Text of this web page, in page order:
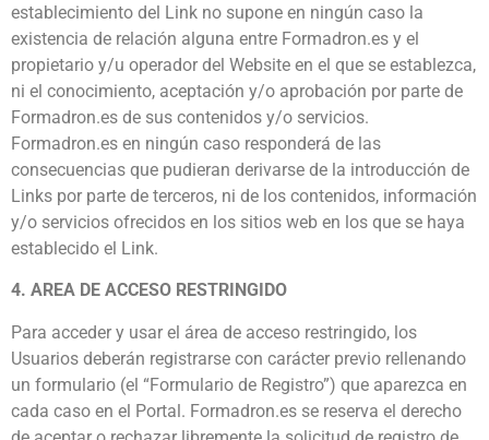
establecimiento del Link no supone en ningún caso la
existencia de relación alguna entre Formadron.es y el
propietario y/u operador del Website en el que se establezca,
ni el conocimiento, aceptación y/o aprobación por parte de
Formadron.es de sus contenidos y/o servicios.
Formadron.es en ningún caso responderá de las
consecuencias que pudieran derivarse de la introducción de
Links por parte de terceros, ni de los contenidos, información
y/o servicios ofrecidos en los sitios web en los que se haya
establecido el Link.
4. AREA DE ACCESO RESTRINGIDO
Para acceder y usar el área de acceso restringido, los
Usuarios deberán registrarse con carácter previo rellenando
un formulario (el “Formulario de Registro”) que aparezca en
cada caso en el Portal. Formadron.es se reserva el derecho